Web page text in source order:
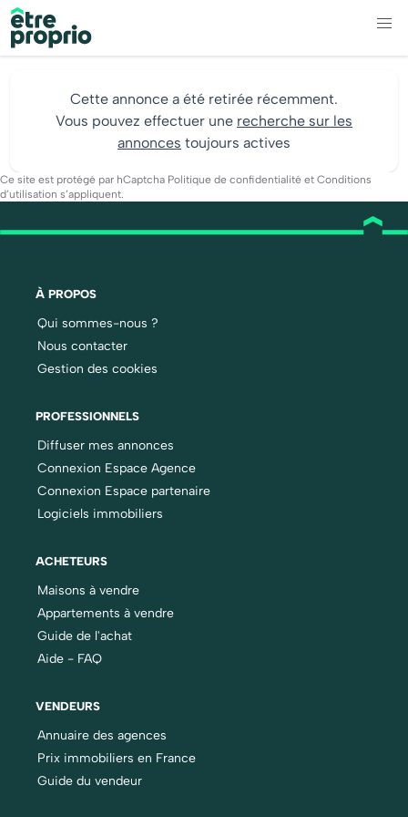
Cette annonce a été retirée récemment.
Vous pouvez effectuer une recherche sur les
annonces toujours actives
Ce site est protégé par hCaptcha Politique de confidentialité et Conditions
d’utilisation s’appliquent.
À PROPOS
Qui sommes-nous ?
Nous contacter
Gestion des cookies
PROFESSIONNELS
Diffuser mes annonces
Connexion Espace Agence
Connexion Espace partenaire
Logiciels immobiliers
ACHETEURS
Maisons à vendre
Appartements à vendre
Guide de l'achat
Aide - FAQ
VENDEURS
Annuaire des agences
Prix immobiliers en France
Guide du vendeur